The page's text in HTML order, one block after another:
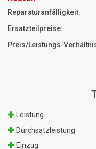
Reparaturanfälligkeit:
Ersatzteilpreise:
Preis/Leistungs-
Leistung
Durchsatzleistung
Einzug